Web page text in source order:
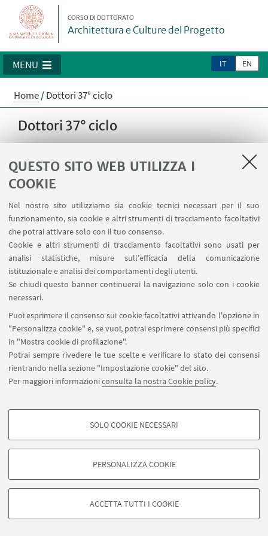
QUESTO SITO WEB UTILIZZA I
COOKIE
Nel nostro sito utilizziamo sia cookie tecnici necessari per il suo
funzionamento, sia cookie e altri strumenti di tracciamento facoltativi
che potrai attivare solo con il tuo consenso.
Cookie e altri strumenti di tracciamento facoltativi sono usati per
analisi statistiche, misure sull'efficacia della comunicazione
istituzionale e analisi dei comportamenti degli utenti.
Se chiudi questo banner continuerai la navigazione solo con i cookie
necessari.
Puoi esprimere il consenso sui cookie facoltativi attivando l'opzione in
"Personalizza cookie" e, se vuoi, potrai esprimere consensi più specifici
in "Mostra cookie di profilazione".
Potrai sempre rivedere le tue scelte e verificare lo stato dei consensi
rientrando nella sezione "Impostazione cookie" del sito.
Per maggiori informazioniconsulta la nostra Cookie policy.
COOKIE DI PROFILAZIONE - FACOLTATIVI
degli utenti, creare profili in base al loro comportamento sul sito, per analisi
di marketing.
Google/Youtube Video
SOLO COOKIE NECESSARI
PERSONALIZZA COOKIE
ACCETTA TUTTI I COOKIE
CORSO DI DOTTORATO
Architettura e Culture del Progetto
IT EN
MENU
Home/Dottori 37° ciclo
Dottori 37° ciclo
Maria Antonietta De Vivo (2025)
ambientale indoor per la conservazione del
patrimonio.
Eleonora Melandri (2025)Cambiamento climatico
e patrimonio culturale. Strategie di gestione del
rischio per fronteggiare eventi meteorologici
©Copyright 2026 - ALMA MATER STUDIORUM - Università di
Privacy- Note legali-Impostazioni Cookie